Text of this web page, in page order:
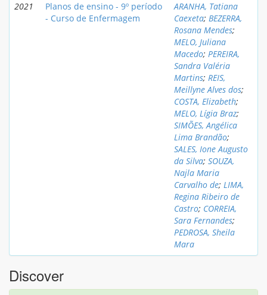
2021
Planos de ensino - 9º período
- Curso de Enfermagem
ARANHA, Tatiana
Caexeta; BEZERRA,
Rosana Mendes;
MELO, Juliana
Macedo; PEREIRA,
Sandra Valéria
Martins; REIS,
Meillyne Alves dos;
COSTA, Elizabeth;
MELO, Lígia Braz;
SIMÕES, Angélica
Lima Brandão;
SALES, Ione Augusto
da Silva; SOUZA,
Najla Maria
Carvalho de; LIMA,
Regina Ribeiro de
Castro; CORREIA,
Sara Fernandes;
PEDROSA, Sheila
Mara
Discover